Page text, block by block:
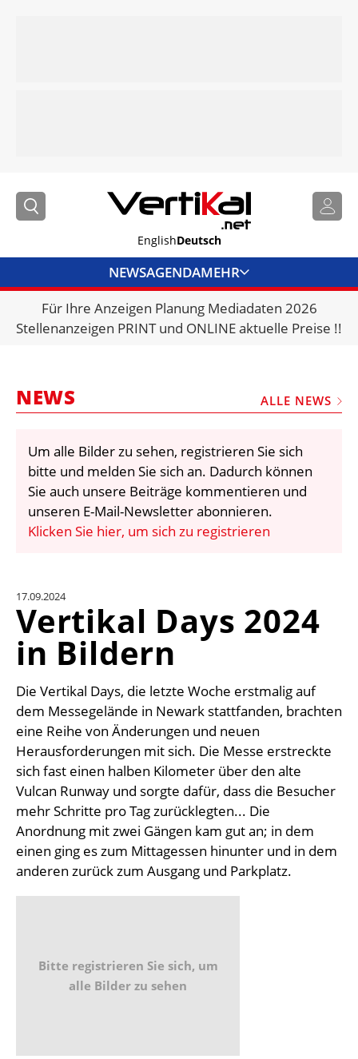
EnglishDeutsch
NEWSAGENDAMEHR
BRANCHENLINKS
VERMIETER
VIDEOS
BIBLIOTHEK
KRAN & BÜHNE
EINHEITENKONVERTER
KONTAKT
Für Ihre Anzeigen Planung Mediadaten 2026
Stellenanzeigen PRINT und ONLINE aktuelle Preise !!
NEWS ALLE NEWS
Um alle Bilder zu sehen, registrieren Sie sich
bitte und melden Sie sich an. Dadurch können
Sie auch unsere Beiträge kommentieren und
unseren E-Mail-Newsletter abonnieren.
Klicken Sie hier, um sich zu registrieren
17.09.2024
Vertikal Days 2024
in Bildern
Die Vertikal Days, die letzte Woche erstmalig auf
dem Messegelände in Newark stattfanden, brachten
eine Reihe von Änderungen und neuen
Herausforderungen mit sich. Die Messe erstreckte
sich fast einen halben Kilometer über den alte
Vulcan Runway und sorgte dafür, dass die Besucher
mehr Schritte pro Tag zurücklegten... Die
Anordnung mit zwei Gängen kam gut an; in dem
einen ging es zum Mittagessen hinunter und in dem
anderen zurück zum Ausgang und Parkplatz.
Bitte registrieren Sie sich, um
alle Bilder zu sehen